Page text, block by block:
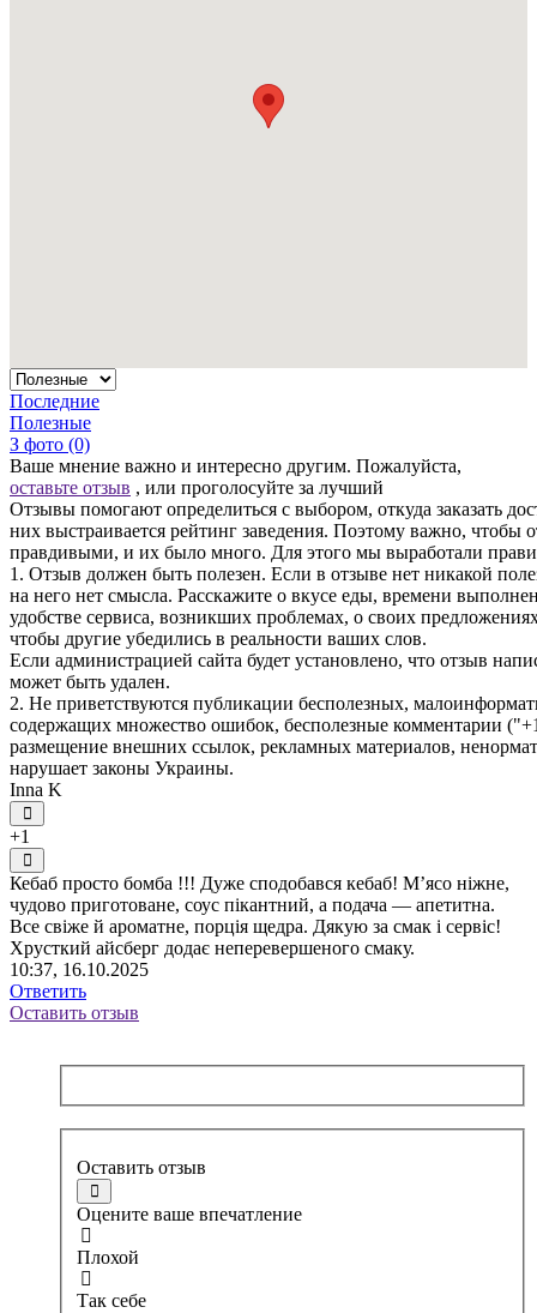
Последние
Полезные
З фото (0)
Ваше мнение важно и интересно другим. Пожалуйста,
оставьте отзыв , или проголосуйте за лучший
Отзывы помогают определиться с выбором, откуда заказать
них выстраивается рейтинг заведения. Поэтому важно,
правдивыми, и их было много. Для этого мы выработали
1. Отзыв должен быть полезен. Если в отзыве нет никакой
на него нет смысла. Расскажите о вкусе еды, времени
удобстве сервиса, возникших проблемах, о своих
чтобы другие убедились в реальности ваших слов.
Если администрацией сайта будет установлено, что отзыв
может быть удален.
2. Не приветствуются публикации бесполезных,
содержащих множество ошибок, бесполезные комментарии
размещение внешних ссылок, рекламных материалов,
нарушает законы Украины.
Inna K
+1
Кебаб просто бомба !!! Дуже сподобався кебаб! М’ясо ніжне,
чудово приготоване, соус пікантний, а подача — апетитна.
Все свіже й ароматне, порція щедра. Дякую за смак і сервіс!
Хрусткий айсберг додає неперевершеного смаку.
10:37, 16.10.2025
Ответить
Оставить отзыв
Оставить отзыв
Оцените ваше впечатление
Плохой
Так себе